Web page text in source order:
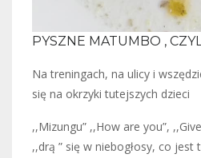
PYSZNE MATUMBO ,
Na treningach, na ulicy i
się na okrzyki tutejszych dzieci
,,Mizungu” ,,How are you”,
,,drą ” się w niebogłosy, co jest